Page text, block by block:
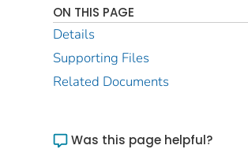
ON THIS PAGE
Details
Supporting Files
Related Documents
Was this page helpful?